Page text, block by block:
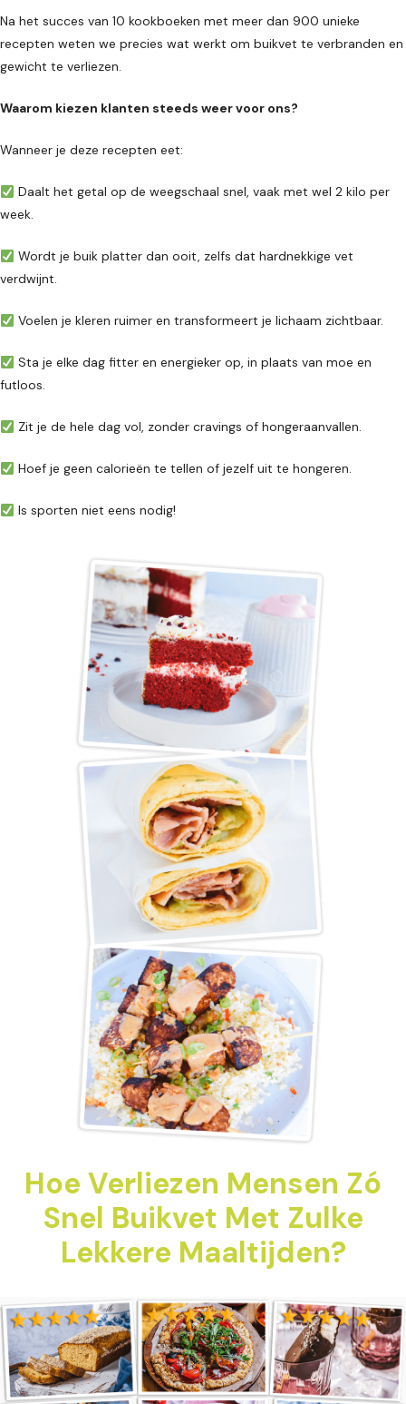
Na het succes van 10 kookboeken met meer dan 900 unieke
recepten weten we precies wat werkt om buikvet te verbranden en
gewicht te verliezen.
Waarom kiezen klanten steeds weer voor ons?
Wanneer je deze recepten eet:
Daalt het getal op de weegschaal snel, vaak met wel 2 kilo per
week.
Wordt je buik platter dan ooit, zelfs dat hardnekkige vet
verdwijnt.
Voelen je kleren ruimer en transformeert je lichaam zichtbaar.
Sta je elke dag fitter en energieker op, in plaats van moe en
futloos.
Zit je de hele dag vol, zonder cravings of hongeraanvallen.
Hoef je geen calorieën te tellen of jezelf uit te hongeren.
Is sporten niet eens nodig!
Hoe Verliezen Mensen Zó
Snel Buikvet Met Zulke
Lekkere Maaltijden?